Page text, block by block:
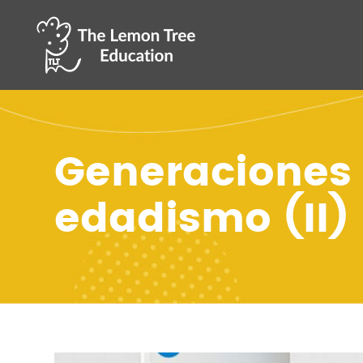
edadismo (II)